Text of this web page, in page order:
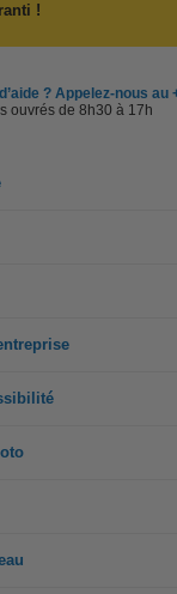
!
? Appelez-nous au
ouvrés de 8h30 à 17h